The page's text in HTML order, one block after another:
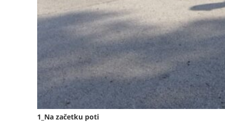
1_Na začetku poti